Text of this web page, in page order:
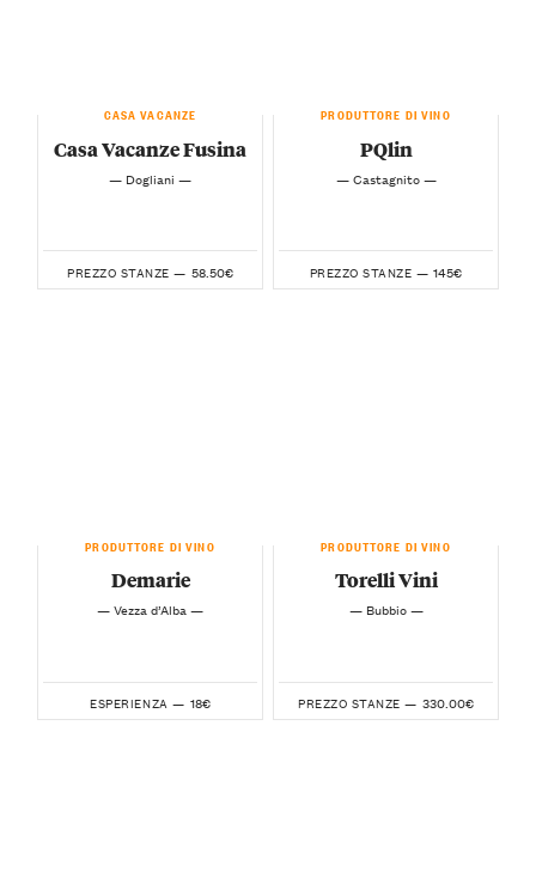
CASA VACANZE
Casa Vacanze Fusina
— Dogliani —
PREZZO STANZE — 58.50€
PRODUTTORE DI VINO
PQlin
— Castagnito —
PREZZO STANZE — 145€
PRODUTTORE DI VINO
Demarie
— Vezza d’Alba —
ESPERIENZA — 18€
PRODUTTORE DI VINO
Torelli Vini
— Bubbio —
PREZZO STANZE — 330.00€